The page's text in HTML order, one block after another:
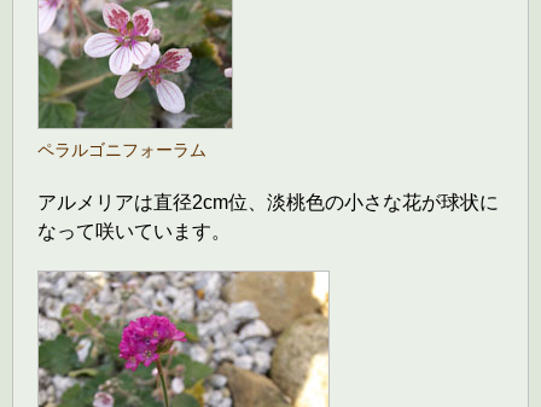
ペラルゴニフォーラム
アルメリアは直径2cm位、淡桃色の小さな花が球状に
なって咲いています。